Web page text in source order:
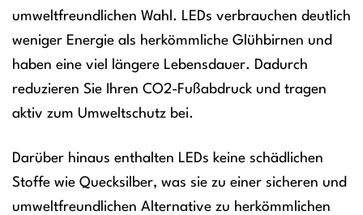
umweltfreundlichen Wahl. LEDs verbrauchen deutlich
weniger Energie als herkömmliche Glühbirnen und
haben eine viel längere Lebensdauer. Dadurch
reduzieren Sie Ihren CO2-Fußabdruck und tragen
aktiv zum Umweltschutz bei.
Darüber hinaus enthalten LEDs keine schädlichen
Stoffe wie Quecksilber, was sie zu einer sicheren und
umweltfreundlichen Alternative zu herkömmlichen